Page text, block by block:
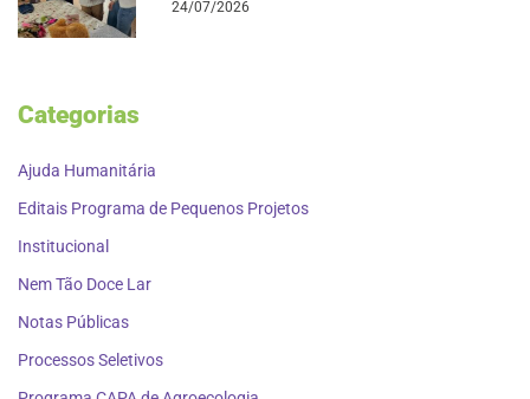
24/07/2026
Categorias
Ajuda Humanitária
Editais Programa de Pequenos Projetos
Institucional
Nem Tão Doce Lar
Notas Públicas
Processos Seletivos